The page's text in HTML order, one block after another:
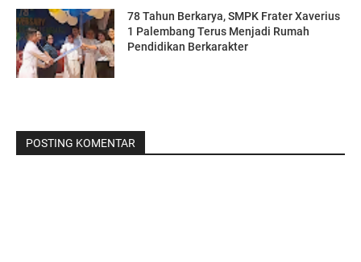
78 Tahun Berkarya, SMPK Frater Xaverius
1 Palembang Terus Menjadi Rumah
Pendidikan Berkarakter
POSTING KOMENTAR